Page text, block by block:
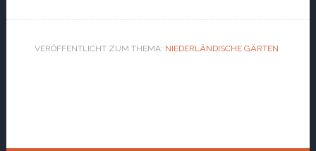
VERÖFFENTLICHT ZUM THEMA: NIEDERLÄNDISCHE GÄRTEN